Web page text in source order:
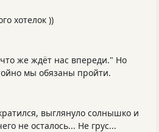
хотелок ))
же ждёт нас впереди." Но
мы обязаны пройти.
выглянуло солнышко и
не осталось... Не грус...